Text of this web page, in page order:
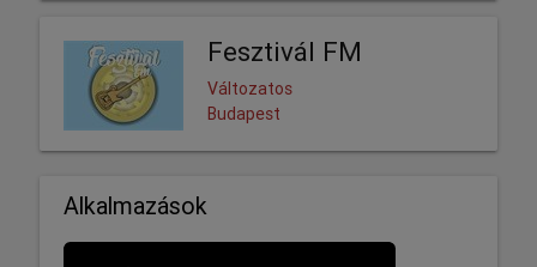
Fesztivál FM
Változatos
Budapest
Alkalmazások